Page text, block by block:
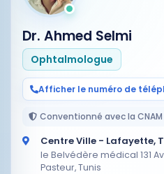
Dr. Ahmed Selmi
Ophtalmologue
Afficher le numéro de
Conventionné avec la CNAM
Centre Ville - Lafayette,
le Belvédère médical 131
Pasteur, Tunis